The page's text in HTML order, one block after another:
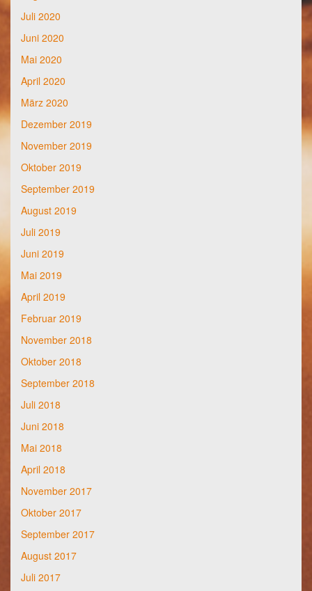
Juli 2020
Juni 2020
Mai 2020
April 2020
März 2020
Dezember 2019
November 2019
Oktober 2019
September 2019
August 2019
Juli 2019
Juni 2019
Mai 2019
April 2019
Februar 2019
November 2018
Oktober 2018
September 2018
Juli 2018
Juni 2018
Mai 2018
April 2018
November 2017
Oktober 2017
September 2017
August 2017
Juli 2017